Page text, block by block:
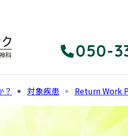
050-
？ 対象疾患 Return Work